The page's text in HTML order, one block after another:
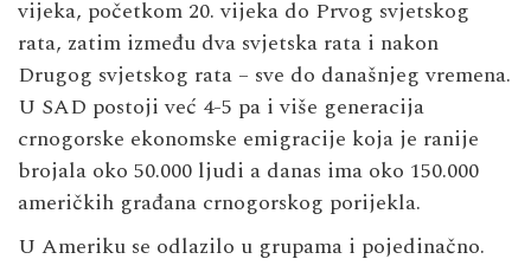
vijeka, početkom 20. vijeka do Prvog svjetskog
rata, zatim između dva svjetska rata i nakon
Drugog svjetskog rata – sve do današnjeg vremena.
U SAD postoji već 4-5 pa i više generacija
crnogorske ekonomske emigracije koja je ranije
brojala oko 50.000 ljudi a danas ima oko 150.000
američkih građana crnogorskog porijekla.
U Ameriku se odlazilo u grupama i pojedinačno.